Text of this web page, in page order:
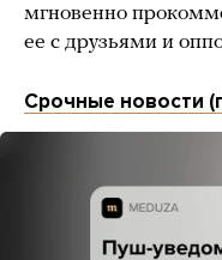
мгновенно
ее с друзьями и
Срочные новости